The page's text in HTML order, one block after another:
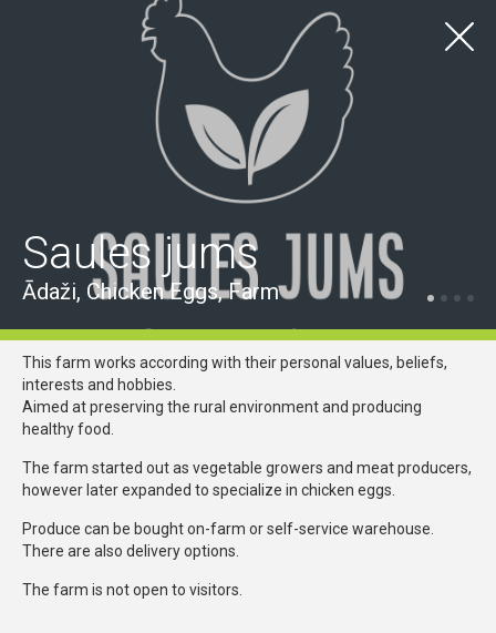
TOURISM
Ādažu pilsēta
Ādažu pagasts
Visas iespējas Handcrafts Local Delicacies Other
Saules jums
Ādaži, Chicken Eggs, Farm
This farm works according with their personal values, beliefs,
interests and hobbies.
Aimed at preserving the rural environment and producing
healthy food.
The farm started out as vegetable growers and meat producers,
however later expanded to specialize in chicken eggs.
Produce can be bought on-farm or self-service warehouse.
There are also delivery options.
The farm is not open to visitors.